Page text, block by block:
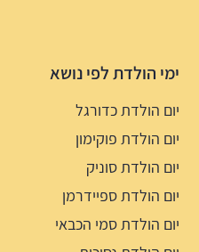
ימי הולדת לפי נושא
יום הולדת כדורגל
יום הולדת פוקימון
יום הולדת סוניק
יום הולדת ספיידרמן
יום הולדת סמי הכבאי